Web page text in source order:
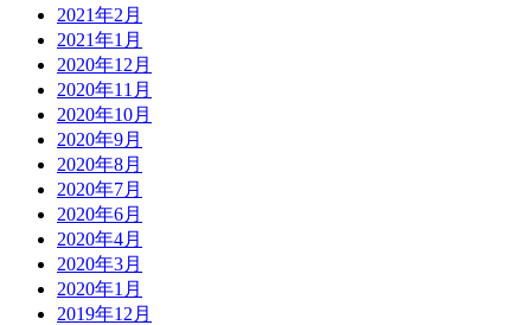
2021年2月
2021年1月
2020年12月
2020年11月
2020年10月
2020年9月
2020年8月
2020年7月
2020年6月
2020年4月
2020年3月
2020年1月
2019年12月